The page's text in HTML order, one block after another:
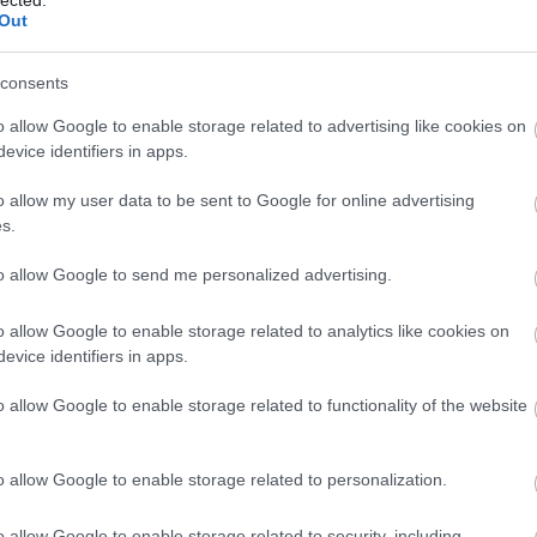
allow Google to enable storage related to advertising like cookies on
identifiers in apps.
allow my user data to be sent to Google for online advertising
allow Google to send me personalized advertising.
allow Google to enable storage related to analytics like cookies on
identifiers in apps.
allow Google to enable storage related to functionality of the website
allow Google to enable storage related to personalization.
80-as évek televíziós
Ha hétfő, akkor szokás szerint
televíziós reklámokkal várlak
társasjátékaihoz készült televíziós
ezek a játékok nem igazán mondtak
számára voltak a ma bemutatásra
kerülő…
Tovább
Szólj hozzá!
2022. december 27. ToyaHSW
változat
2026
2026
2026
2026
2026
2025
2025
2025
Tovább...